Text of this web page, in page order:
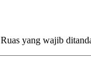
Ruas yang wajib